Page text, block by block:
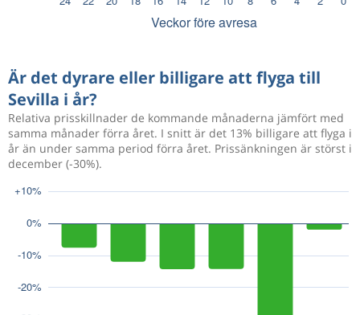
Är det dyrare eller billigare att flyga till
Sevilla i år?
Relativa prisskillnader de kommande månaderna jämfört med
samma månader förra året. I snitt är det 13% billigare att flyga i
år än under samma period förra året. Prissänkningen är störst i
december (-30%).